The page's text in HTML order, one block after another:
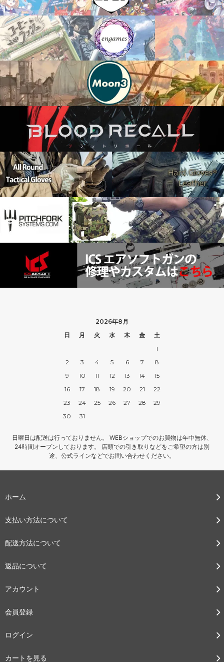
2026年8月
日
月 火 水 木 金
土
1
2
3 4 5 6 7
8
9
10 11 12 13 14
15
16
17 18 19 20 21
22
23
24 25 26 27 28
29
30
31
日曜日は配送は行っておりません。 WEBショップでのお買物は年中無休、
24時間オープンしております。 店頭での引き取りなどをご希望の方は別
途、公式ラインなどでお問い合わせください。
ホーム
支払い方法について
配送方法について
返品について
アカウント
会員登録
ログイン
カートを見る